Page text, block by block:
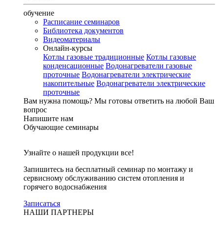
обучение
Расписание семинаров
Библиотека документов
Видеоматериалы
Онлайн-курсы
Котлы газовые традиционные Котлы газовые
конденсационные Водонагреватели газовые
проточные Водонагреватели электрические
накопительные Водонагреватели электрические
проточные
Вам нужна помощь? Мы готовы ответить на любой Ваш
вопрос
Напишите нам
Обучающие семинары
Узнайте о нашей продукции все!
Запишитесь на бесплатный семинар по монтажу и
сервисному обслуживанию систем отопления и
горячего водоснабжения
Записаться
НАШИ ПАРТНЕРЫ